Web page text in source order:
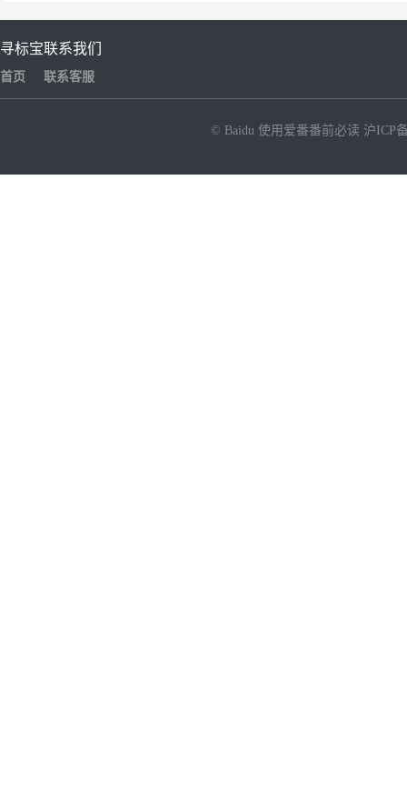
寻标宝
首页
联系我们
联系客服
© Baidu 使用爱番番前必读 沪ICP